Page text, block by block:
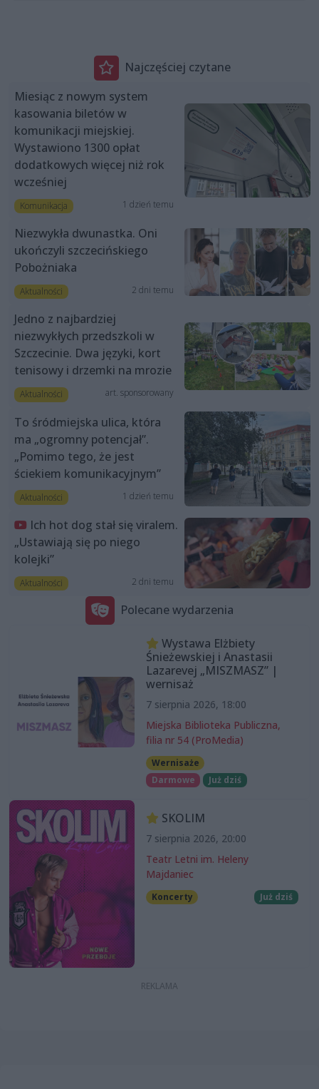
Najczęściej czytane
Miesiąc z nowym system
kasowania biletów w
komunikacji miejskiej.
Wystawiono 1300 opłat
dodatkowych więcej niż rok
wcześniej
Komunikacja 1 dzień temu
Niezwykła dwunastka. Oni
ukończyli szczecińskiego
Pobożniaka
Aktualności 2 dni temu
Jedno z najbardziej
niezwykłych przedszkoli w
Szczecinie. Dwa języki, kort
tenisowy i drzemki na mrozie
Aktualności art. sponsorowany
To śródmiejska ulica, która
ma „ogromny potencjał”.
„Pomimo tego, że jest
ściekiem komunikacyjnym”
Aktualności 1 dzień temu
Ich hot dog stał się viralem.
„Ustawiają się po niego
kolejki”
Aktualności 2 dni temu
Polecane wydarzenia
Wystawa Elżbiety
Śnieżewskiej i Anastasii
Lazarevej „MISZMASZ” |
wernisaż
7 sierpnia 2026, 18:00
Miejska Biblioteka Publiczna,
filia nr 54 (ProMedia)
Wernisaże
Darmowe
Już dziś
SKOLIM
7 sierpnia 2026, 20:00
Teatr Letni im. Heleny
Majdaniec
Koncerty Już dziś